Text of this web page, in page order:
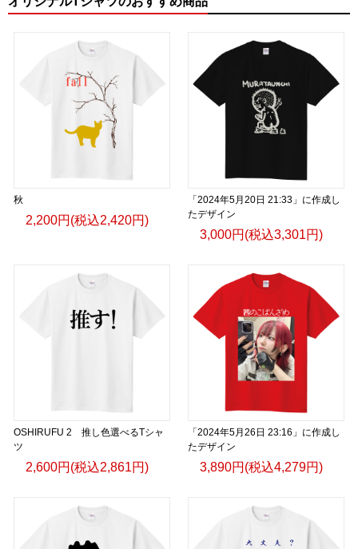
秋
2,200円(税込2,420円)
「2024年5月20日 21:33」に作成し
たデザイン
3,000円(税込3,301円)
OSHIRUFU 2 推し色選べるTシャ
ツ
2,600円(税込2,861円)
「2024年5月26日 23:16」に作成し
たデザイン
3,890円(税込4,279円)